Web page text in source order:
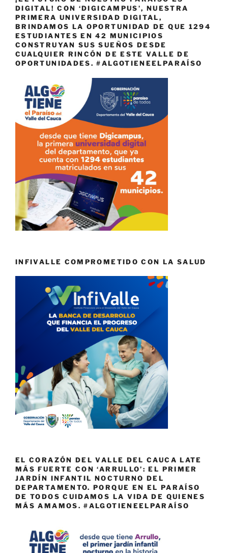
DIGITAL! CON ‘DIGICAMPUS’, NUESTRA
PRIMERA UNIVERSIDAD DIGITAL,
BRINDAMOS LA OPORTUNIDAD DE QUE 1294
ESTUDIANTES EN 42 MUNICIPIOS
CONSTRUYAN SUS SUEÑOS DESDE
CUALQUIER RINCÓN DE ESTE VALLE DE
OPORTUNIDADES. #ALGOTIENEELPARAÍSO
INFIVALLE COMPROMETIDO CON LA SALUD
EL CORAZÓN DEL VALLE DEL CAUCA LATE
MÁS FUERTE CON ‘ARRULLO’: EL PRIMER
JARDÍN INFANTIL NOCTURNO DEL
DEPARTAMENTO. PORQUE EN EL PARAÍSO
DE TODOS CUIDAMOS LA VIDA DE QUIENES
MÁS AMAMOS. #ALGOTIENEELPARAÍSO